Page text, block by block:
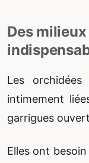
Des
Les
intimement
garrigues
Elles ont besoin